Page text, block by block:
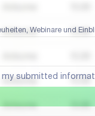
Webinare und
submitted